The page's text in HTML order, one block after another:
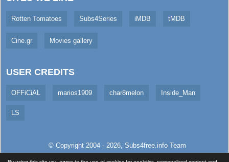
Rotten Tomatoes Subs4Series iMDB tMDB
Cine.gr Movies gallery
USER CREDITS
OFFiCiAL marios1909 char8melon Inside_Man
LS
© Copyright 2004 - 2026, Subs4free.infoTeam